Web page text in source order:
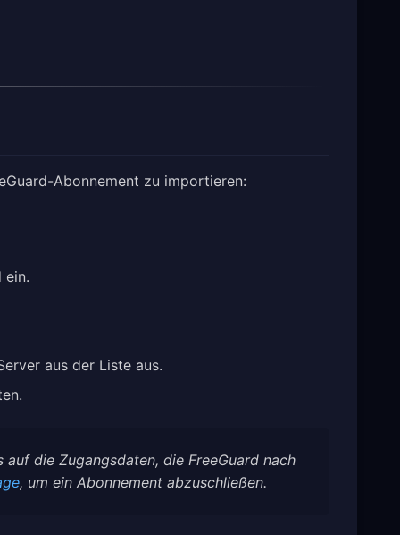
Abonnement zu importieren:
ein.
aus der Liste aus.
die Zugangsdaten, die FreeGuard nach
, um ein Abonnement abzuschließen.